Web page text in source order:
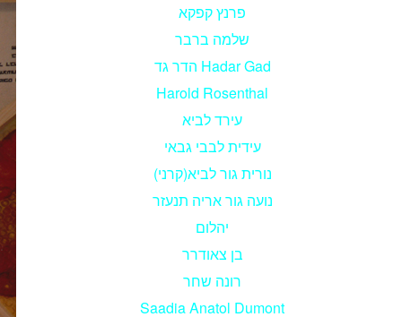
פרנץ קפקא
שלמה ברבר
הדר גד Hadar Gad
Harold Rosenthal
עירד לביא
עידית לבבי גבאי
נורית גור לביא(קרני)
נועה גור אריה תנעזר
יהלום
בן צאודרר
רונה שחר
Saadia Anatol Dumont